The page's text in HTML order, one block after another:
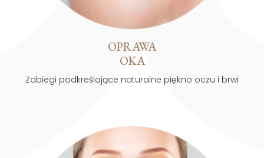
OPRAWA
OKA
Zabiegi podkreślające naturalne piękno oczu i brwi